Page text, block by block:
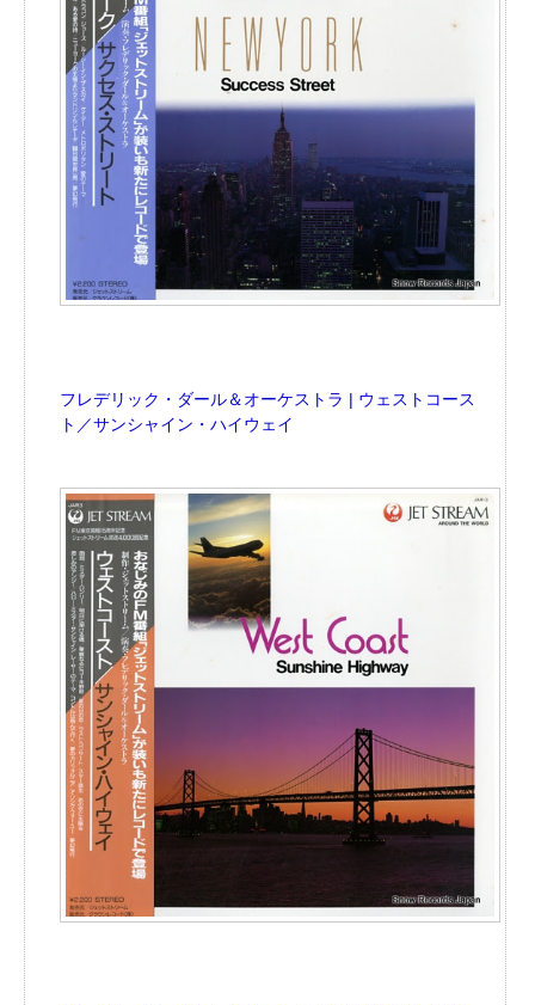
フレデリック・ダール＆オーケストラ | ウェストコース
ト／サンシャイン・ハイウェイ